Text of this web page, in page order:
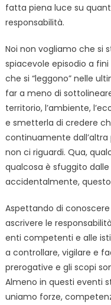
fatta piena luce su
responsabilità.
Noi non vogliamo che si
spiacevole episodio a
che si “leggono” nelle
far a meno di
territorio, l’ambiente,
e smetterla di credere
continuamente
non ci riguardi. Qua,
qualcosa è sfuggito
accidentalmente,
Aspettando di
ascrivere le
enti competenti e alle
a controllare, vigilare e
prerogative e gli scopi
Almeno in questi eventi
uniamo forze,